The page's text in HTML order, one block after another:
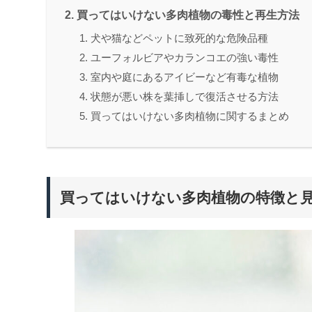
買ってはいけない多肉植物の毒性と再生方法
犬や猫などペットに致死的な危険品種
ユーフォルビアやカランコエの強い毒性
室内や庭にあるアイビーなど有毒な植物
状態が悪い株を葉挿しで復活させる方法
買ってはいけない多肉植物に関するまとめ
買ってはいけない多肉植物の特徴と